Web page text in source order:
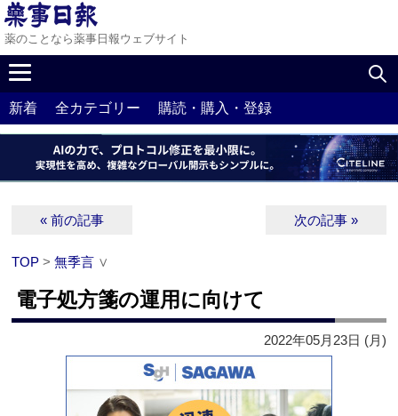
薬のことなら薬事日報ウェブサイト
新着 全カテゴリー 購読・購入・登録
« 前の記事 次の記事 »
TOP >無季言 ∨
電子処方箋の運用に向けて
2022年05月23日 (月)